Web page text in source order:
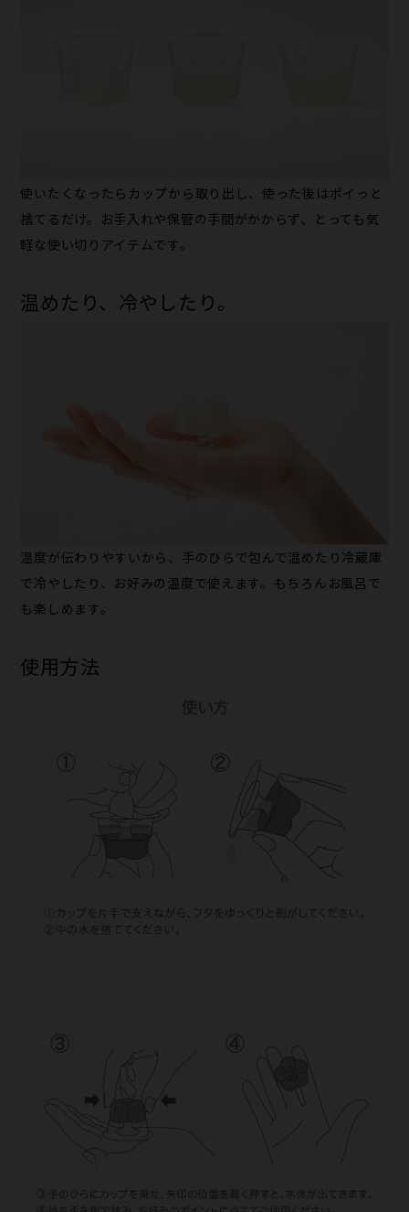
使いたくなったらカップから取り出し、使った後はポイっと
捨てるだけ。お手入れや保管の手間がかからず、とっても気
軽な使い切りアイテムです。
温めたり、冷やしたり。
温度が伝わりやすいから、手のひらで包んで温めたり冷蔵庫
で冷やしたり、お好みの温度で使えます。もちろんお風呂で
も楽しめます。
使用方法